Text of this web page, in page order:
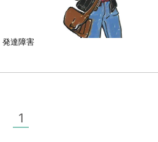
発達障害
1